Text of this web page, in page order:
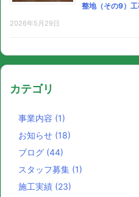
整地（その9）工
2026年5月29日
カテゴリ
事業内容 (1)
お知らせ (18)
ブログ (44)
スタッフ募集 (1)
施工実績 (23)